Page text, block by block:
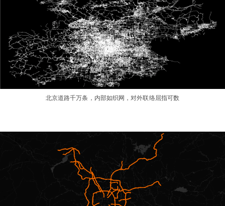
北京道路千万条，内部如织网，对外联络屈指可数